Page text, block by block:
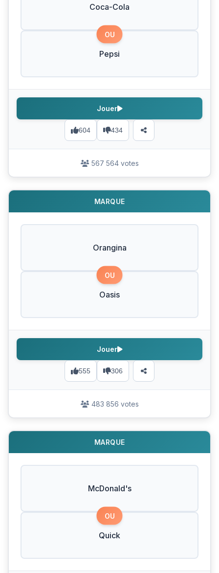
Coca-Cola
OU
Pepsi
604 434
Jouer
567 564 votes
MARQUE
Orangina
OU
Oasis
555 306
Jouer
483 856 votes
MARQUE
McDonald's
OU
Quick